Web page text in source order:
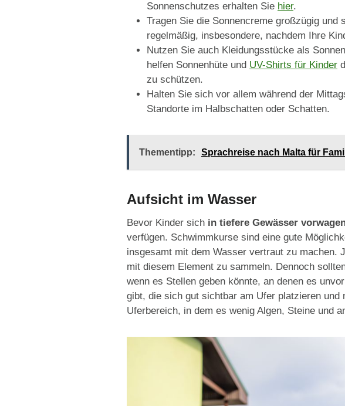
Sonnenschutzes erhalten Sie hier.
Tragen Sie die Sonnencreme großzügig
regelmäßig, insbesondere, nachdem Ihre
Nutzen Sie auch Kleidungsstücke als
helfen Sonnenhüte und UV-Shirts für Kinder
zu schützen.
Halten Sie sich vor allem während der
Standorte im Halbschatten oder Schatten.
Thementipp: Sprachreise nach Malta für
Aufsicht im Wasser
Bevor Kinder sich in tiefere Gewässer
verfügen. Schwimmkurse sind eine gute
insgesamt mit dem Wasser vertraut zu machen.
mit diesem Element zu sammeln. Dennoch
wenn es Stellen geben könnte, an denen es
gibt, die sich gut sichtbar am Ufer platzieren
Uferbereich, in dem es wenig Algen, Steine und